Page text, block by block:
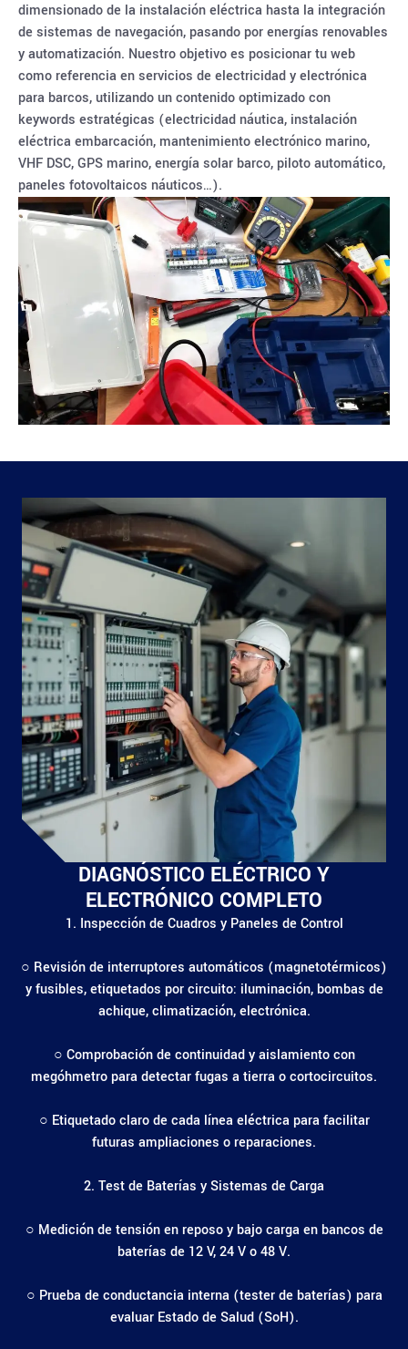
dimensionado de la instalación eléctrica hasta la integración
de sistemas de navegación, pasando por energías renovables
y automatización. Nuestro objetivo es posicionar tu web
como referencia en servicios de electricidad y electrónica
para barcos, utilizando un contenido optimizado con
keywords estratégicas (electricidad náutica, instalación
eléctrica embarcación, mantenimiento electrónico marino,
VHF DSC, GPS marino, energía solar barco, piloto automático,
paneles fotovoltaicos náuticos…).
DIAGNÓSTICO ELÉCTRICO Y
ELECTRÓNICO COMPLETO
1. Inspección de Cuadros y Paneles de Control
○ Revisión de interruptores automáticos (magnetotérmicos)
y fusibles, etiquetados por circuito: iluminación, bombas de
achique, climatización, electrónica.
○ Comprobación de continuidad y aislamiento con
megóhmetro para detectar fugas a tierra o cortocircuitos.
○ Etiquetado claro de cada línea eléctrica para facilitar
futuras ampliaciones o reparaciones.
2. Test de Baterías y Sistemas de Carga
○ Medición de tensión en reposo y bajo carga en bancos de
baterías de 12 V, 24 V o 48 V.
○ Prueba de conductancia interna (tester de baterías) para
evaluar Estado de Salud (SoH).